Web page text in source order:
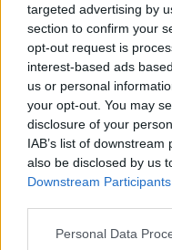
targeted advertising by
section to confirm your
opt-out request is
interest-based ads
us or personal
your opt-out. You may
disclosure of your
IAB’s list of
also be disclosed by us
Downstream Participants
Please note that this
Personal Data
Servizi / Posizione
Azienda agricola
montag...
Bordighera (IM) - 18.5km
Via Generale V. Rossi, 106 -